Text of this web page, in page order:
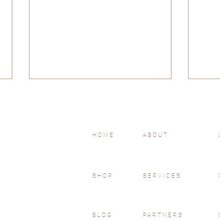
HOME ABOUT
SHOP
SERVICES
BLOG PARTNERS